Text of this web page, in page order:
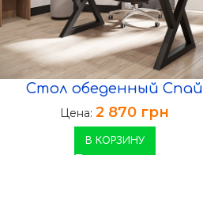
Стол обеденный Спай
Цена:2 870 грн
В КОРЗИНУ